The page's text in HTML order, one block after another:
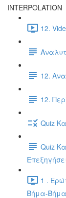
INTERPOLATION
12.
12.
12.
Quiz
Quiz
1 .
Βήμα-